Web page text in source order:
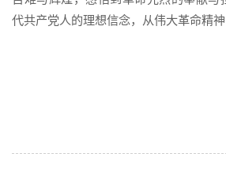
代共产党人的理想信念，从伟大革命精神